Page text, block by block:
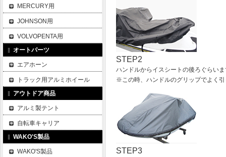
STEP2
ハンドルからイスシートの後ろぐらい
※この時、ハンドルのグリップでよく
STEP3
MERCURY用
JOHNSON用
VOLVOPENTA用
オートパーツ
エアホーン
トラック用アルミホイール
アウトドア商品
アルミ製テント
自転車キャリア
WAKO'S製品
WAKO'S製品